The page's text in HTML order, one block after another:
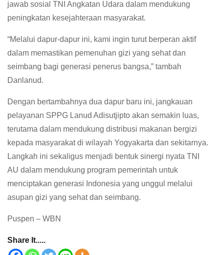
jawab sosial TNI Angkatan Udara dalam mendukung
peningkatan kesejahteraan masyarakat.
“Melalui dapur-dapur ini, kami ingin turut berperan aktif
dalam memastikan pemenuhan gizi yang sehat dan
seimbang bagi generasi penerus bangsa,” tambah
Danlanud.
Dengan bertambahnya dua dapur baru ini, jangkauan
pelayanan SPPG Lanud Adisutjipto akan semakin luas,
terutama dalam mendukung distribusi makanan bergizi
kepada masyarakat di wilayah Yogyakarta dan sekitarnya.
Langkah ini sekaligus menjadi bentuk sinergi nyata TNI
AU dalam mendukung program pemerintah untuk
menciptakan generasi Indonesia yang unggul melalui
asupan gizi yang sehat dan seimbang.
Puspen – WBN
Share It.....